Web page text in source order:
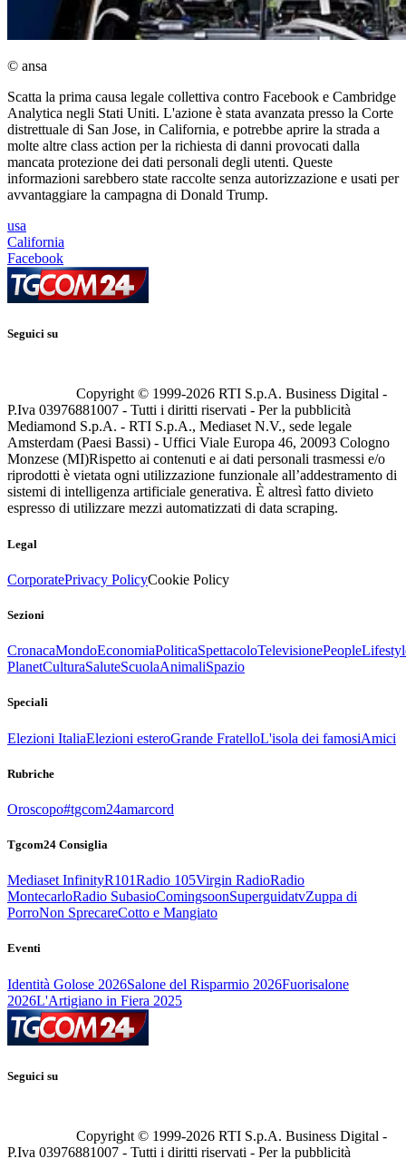
© ansa
Scatta la prima causa legale collettiva contro Facebook e Cambridge
Analytica negli Stati Uniti. L'azione è stata avanzata presso la Corte
distrettuale di San Jose, in California, e potrebbe aprire la strada a
molte altre class action per la richiesta di danni provocati dalla
mancata protezione dei dati personali degli utenti. Queste
informazioni sarebbero state raccolte senza autorizzazione e usati per
avvantaggiare la campagna di Donald Trump.
usa
California
Facebook
Seguici su
Copyright © 1999-2026 RTI S.p.A. Business Digital -
P.Iva 03976881007 - Tutti i diritti riservati - Per la pubblicità
Mediamond S.p.A. - RTI S.p.A., Mediaset N.V., sede legale
Amsterdam (Paesi Bassi) - Uffici Viale Europa 46, 20093 Cologno
Monzese (MI)Rispetto ai contenuti e ai dati personali trasmessi e/o
riprodotti è vietata ogni utilizzazione funzionale all’addestramento di
sistemi di intelligenza artificiale generativa. È altresì fatto divieto
espresso di utilizzare mezzi automatizzati di data scraping.
Legal
CorporatePrivacy PolicyCookie Policy
Sezioni
CronacaMondoEconomiaPoliticaSpettacoloTelevisionePeople
PlanetCulturaSaluteScuolaAnimaliSpazio
Speciali
Elezioni ItaliaElezioni esteroGrande FratelloL'isola dei famosiAmici
Rubriche
Oroscopo#tgcom24amarcord
Tgcom24 Consiglia
Mediaset InfinityR101Radio 105Virgin RadioRadio
MontecarloRadio SubasioComingsoonSuperguidatvZuppa di
PorroNon SprecareCotto e Mangiato
Eventi
Identità Golose 2026Salone del Risparmio 2026Fuorisalone
2026L'Artigiano in Fiera 2025
Seguici su
Copyright © 1999-2026 RTI S.p.A. Business Digital -
P.Iva 03976881007 - Tutti i diritti riservati - Per la pubblicità